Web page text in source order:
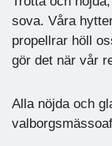
sova. Våra
propellrar höll
gör det när vår
Alla nöjda och